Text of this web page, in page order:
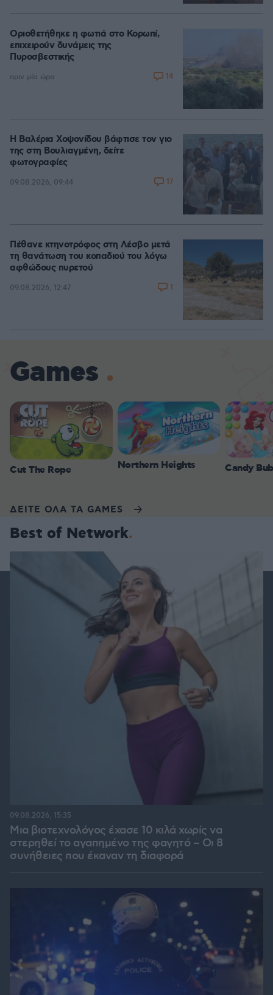
Οριοθετήθηκε η φωτιά στο Κορωπί,
επιχειρούν δυνάμεις της
Πυροσβεστικής
πριν μία ώρα 14
Η Βαλέρια Χοψονίδου βάφτισε τον γιο
της στη Βουλιαγμένη, δείτε
φωτογραφίες
09.08.2026, 09:44 17
Πέθανε κτηνοτρόφος στη Λέσβο μετά
τη θανάτωση του κοπαδιού του λόγω
αφθώδους πυρετού
09.08.2026, 12:47 1
Games
Cut The Rope Northern Heights Candy
ΔΕΙΤΕ ΟΛΑ ΤΑ GAMES
Best of Network
Μια βιοτεχνολόγος έχασε 10 κιλά χωρίς να
στερηθεί το αγαπημένο της φαγητό – Οι 8
συνήθειες που έκαναν τη διαφορά
09.08.2026, 15:35